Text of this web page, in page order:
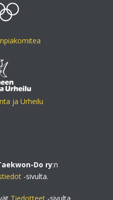
ja Urheilu
Do ry:n
-sivulta.